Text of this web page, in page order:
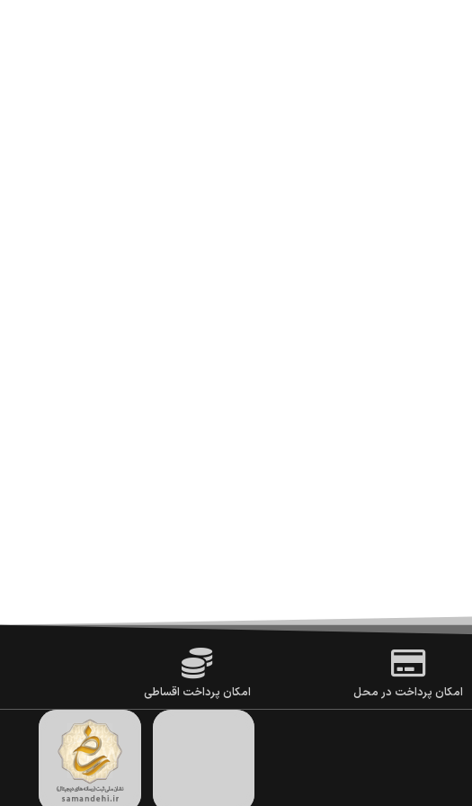
امکان پرداخت در محل امکان پرداخت اقساطی